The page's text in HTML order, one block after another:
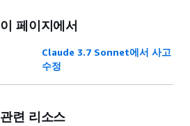
이 페이지에서
Claude 3.7 Sonnet에서 사고
수정
관련 리소스